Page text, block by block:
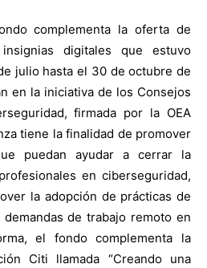
complementa la oferta de
digitales que estuvo
julio hasta el 30 de octubre de
en la iniciativa de los Consejos
firmada por la OEA
tiene la finalidad de promover
puedan ayudar a cerrar la
en ciberseguridad,
la adopción de prácticas de
de trabajo remoto en
el fondo complementa la
Citi llamada “Creando una